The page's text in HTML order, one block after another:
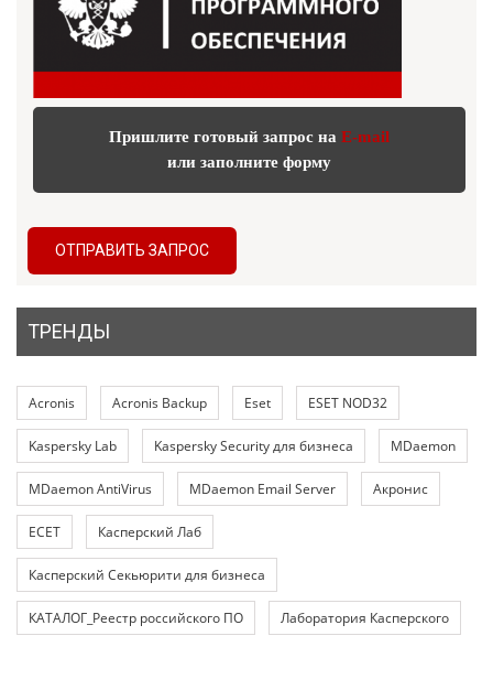
Пришлите готовый запрос на E-mail
или заполните форму
ОТПРАВИТЬ ЗАПРОС
ТРЕНДЫ
Acronis Acronis Backup Eset ESET NOD32
Kaspersky Lab Kaspersky Security для бизнеса MDaemon
MDaemon AntiVirus MDaemon Email Server Акронис
ЕСЕТ Касперский Лаб
Касперский Секьюрити для бизнеса
КАТАЛОГ_Реестр российского ПО Лаборатория Касперского